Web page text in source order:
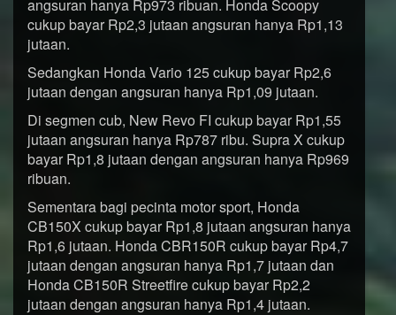
angsuran hanya Rp973 ribuan. Honda Scoopy
cukup bayar Rp2,3 jutaan angsuran hanya Rp1,13
jutaan.
Sedangkan Honda Vario 125 cukup bayar Rp2,6
jutaan dengan angsuran hanya Rp1,09 jutaan.
Di segmen cub, New Revo FI cukup bayar Rp1,55
jutaan angsuran hanya Rp787 ribu. Supra X cukup
bayar Rp1,8 jutaan dengan angsuran hanya Rp969
ribuan.
Sementara bagi pecinta motor sport, Honda
CB150X cukup bayar Rp1,8 jutaan angsuran hanya
Rp1,6 jutaan. Honda CBR150R cukup bayar Rp4,7
jutaan dengan angsuran hanya Rp1,7 jutaan dan
Honda CB150R Streetfire cukup bayar Rp2,2
jutaan dengan angsuran hanya Rp1,4 jutaan.